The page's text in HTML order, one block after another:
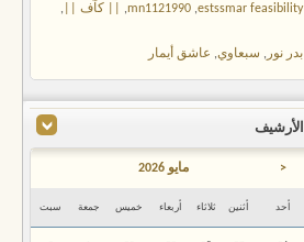
estssmar feasibility
,
mn1121990
, || كآف || ,
بدر نور , سبعاوي, عاشق أيمار
الأرشيف
< مايو 2026
أحد أثنين ثلاثاء أربعاء خميس جمعة سبت